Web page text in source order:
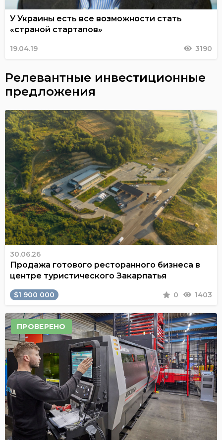
У Украины есть все возможности стать
«страной стартапов»
19.04.19 3190
Релевантные инвестиционные
предложения
30.06.26
Продажа готового ресторанного бизнеса в
центре туристического Закарпатья
$1 900 000 0 1403
ПРОВЕРЕНО